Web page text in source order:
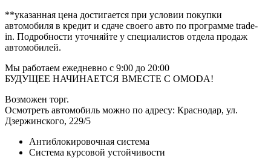
**указанная цена достигается при условии покупки
автомобиля в кредит и сдаче своего авто по программе trаdе-
in. Подробности уточняйте у специалистов отдела продаж
автомобилей.
Мы работаем ежедневно с 9:00 до 20:00
БУДУЩЕЕ НАЧИНАЕТСЯ ВМЕСТЕ С ОМОDА!
Возможен торг.
Осмотреть автомобиль можно по адресу: Краснодар, ул.
Дзержинского, 229/5
Антиблокировочная система
Система курсовой устойчивости